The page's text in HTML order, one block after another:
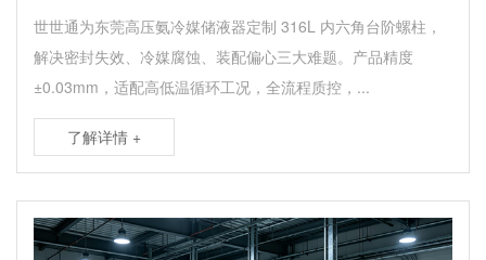
世世通为东莞高压氨冷媒储液器定制 316L 内六角台阶螺柱，
解决密封失效、冷媒腐蚀、装配偏心三大难题。产品精度
±0.03mm，适配高低温循环工况，全流程质控，...
了解详情 +